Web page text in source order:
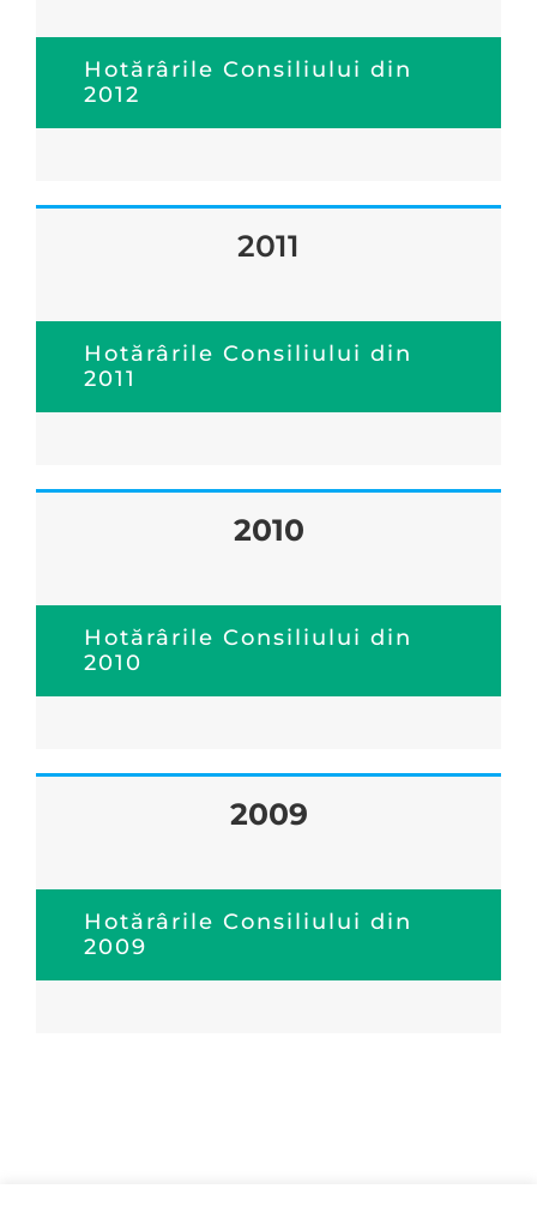
Hotărârile Consiliului din
2012
2011
Hotărârile Consiliului din
2011
2010
Hotărârile Consiliului din
2010
2009
Hotărârile Consiliului din
2009